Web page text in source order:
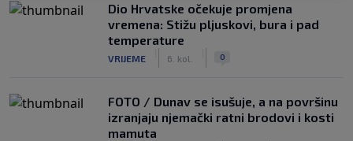
Dio Hrvatske očekuje promjena
vremena: Stižu pljuskovi, bura i pad
temperature
VRIJEME 6. kol. 0
FOTO / Dunav se isušuje, a na površinu
izranjaju njemački ratni brodovi i kosti
mamuta